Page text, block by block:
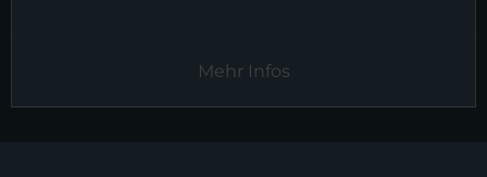
Mehr Infos